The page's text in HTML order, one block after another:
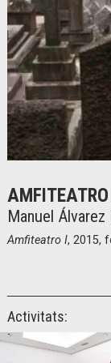
Manuel Álvarez
Amfiteatro I, 2015,
Activitats: